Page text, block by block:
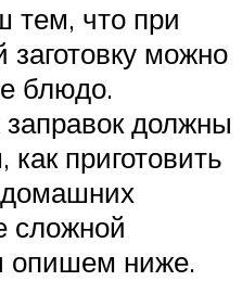
тем, что при
заготовку можно
блюдо.
должны
как приготовить
сложной
опишем ниже.